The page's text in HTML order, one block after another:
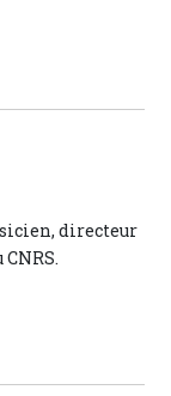
directeur